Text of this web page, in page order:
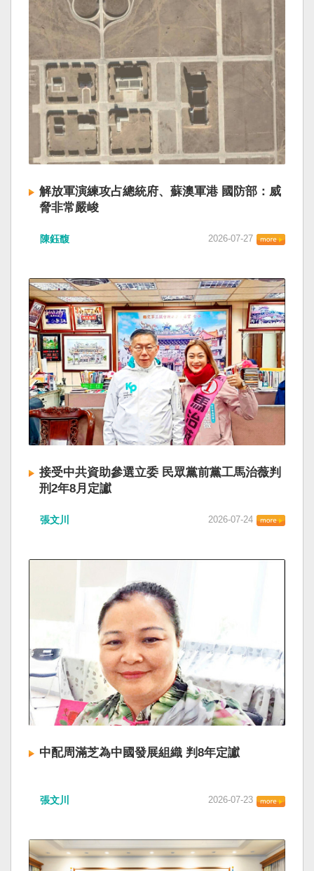
解放軍演練攻占總統府、蘇澳軍港 國防部：威
脅非常嚴峻
陳鈺馥 2026-07-27
接受中共資助參選立委 民眾黨前黨工馬治薇判
刑2年8月定讞
張文川 2026-07-24
中配周滿芝為中國發展組織 判8年定讞
張文川 2026-07-23